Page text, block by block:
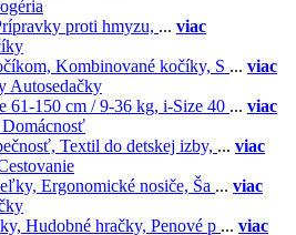
proti hmyzu, ... viac
Kombinované kočíky, S ... viac
Autosedačky
61-150 cm / 9-36 kg, i-Size 40 ... viac
Domácnosť
Textil do detskej izby, ... viac
Ergonomické nosiče, Ša ... viac
Hudobné hračky, Penové p ... viac